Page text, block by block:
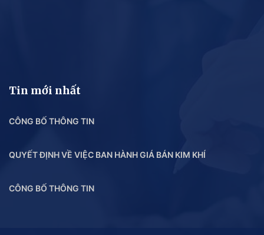
Tin mới nhất
CÔNG BỐ THÔNG TIN
QUYẾT ĐỊNH VỀ VIỆC BAN HÀNH GIÁ BÁN KIM KHÍ
CÔNG BỐ THÔNG TIN